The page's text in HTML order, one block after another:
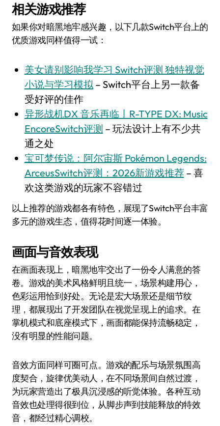
相关游戏推荐
如果你对暗黑地牢感兴趣，以下几款Switch平台上的
优质游戏同样值得一试：
美女请别影响我学习 Switch评测 独特视觉
小说与学习模拟– Switch平台上另一款备
受好评的佳作
异形战机DX 音乐再临丨R-TYPE DX: Music
EncoreSwitch评测 – 玩法设计上有不少共
通之处
宝可梦传说：阿尔宙斯 Pokémon Legends:
ArceusSwitch评测：2026新游戏推荐– 喜
欢这类游戏的玩家不容错过
以上推荐的游戏都各有特色，展现了Switch平台丰富
多元的游戏生态，值得花时间逐一体验。
画面与音效表现
在画面表现上，暗黑地牢交出了一份令人满意的答
卷。游戏的美术风格鲜明且统一，场景构建用心，
色彩运用恰到好处。无论是宏大场景还是细节纹
理，都展现出了开发团队在视觉呈现上的追求。在
掌机模式和底座模式下，画面都能保持流畅稳定，
没有明显的性能问题。
音效方面同样可圈可点。游戏的配乐与场景氛围高
度契合，旋律优美动人，在不同场景间自然过渡，
为玩家营造出了极具沉浸感的听觉体验。各种互动
音效也处理得很到位，从脚步声到技能释放的特效
音，都经过精心调校。